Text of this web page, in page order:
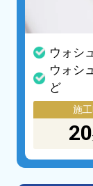
ウォシ
ウォシ
ど
施
20